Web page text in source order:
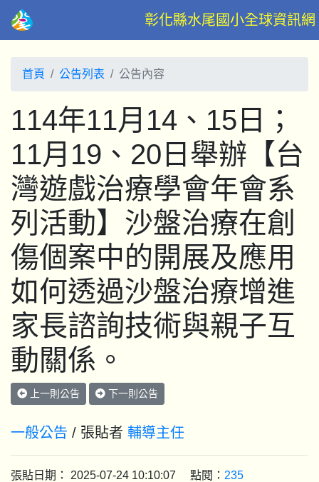
彰化縣水尾國小全球資訊網
首頁 公告列表 公告內容
114年11月14、15日；
11月19、20日舉辦【台
灣遊戲治療學會年會系
列活動】沙盤治療在創
傷個案中的開展及應用
如何透過沙盤治療增進
家長諮詢技術與親子互
動關係。
上一則公告 下一則公告
一般公告 / 張貼者 輔導主任
張貼日期： 2025-07-24 10:10:07 點閱： 235